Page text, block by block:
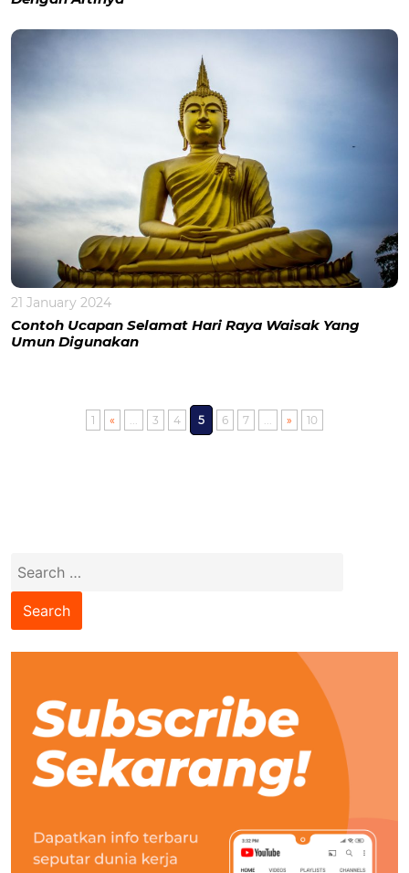
21 January 2024
Contoh Ucapan Selamat Hari Raya Waisak Yang
Umun Digunakan
1 « 3 4 5 6 7 » 10
Search